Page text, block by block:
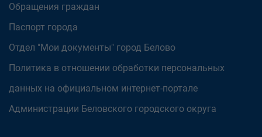
Обращения граждан
Паспорт города
Отдел "Мои документы" город Белово
Политика в отношении обработки персональных
данных на официальном интернет-портале
Администрации Беловского городского округа